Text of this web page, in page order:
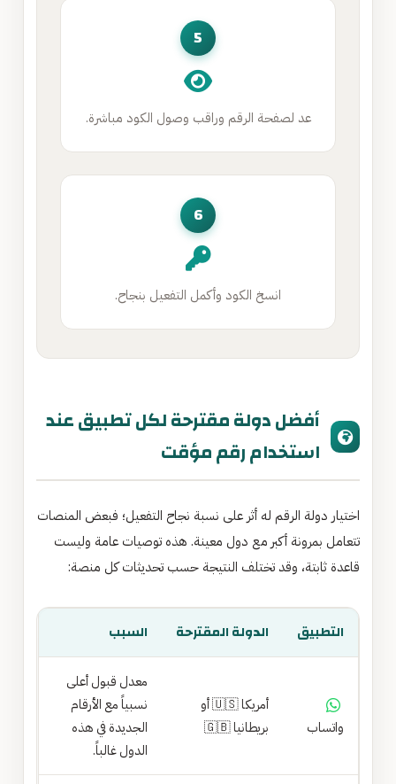
5
عد لصفحة الرقم وراقب وصول الكود مباشرة.
6
انسخ الكود وأكمل التفعيل بنجاح.
أفضل دولة مقترحة لكل تطبيق عند
استخدام رقم مؤقت
اختيار دولة الرقم له أثر على نسبة نجاح التفعيل؛ فبعض المنصات
تتعامل بمرونة أكبر مع دول معينة. هذه توصيات عامة وليست
قاعدة ثابتة، وقد تختلف النتيجة حسب تحديثات كل منصة:
التطبيق الدولة المقترحة السبب
واتساب
أمريكا 🇺🇸 أو
بريطانيا 🇬🇧
معدل قبول أعلى
نسبياً مع الأرقام
الجديدة في هذه
الدول غالباً.